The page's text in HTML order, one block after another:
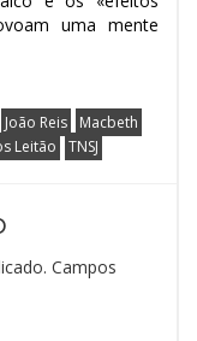
uma mente
João Reis
Macbeth
Leitão TNSJ
Campos